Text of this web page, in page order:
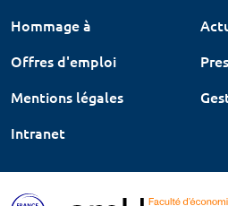
Hommage à
Offres d'emploi
Mentions légales
Intranet